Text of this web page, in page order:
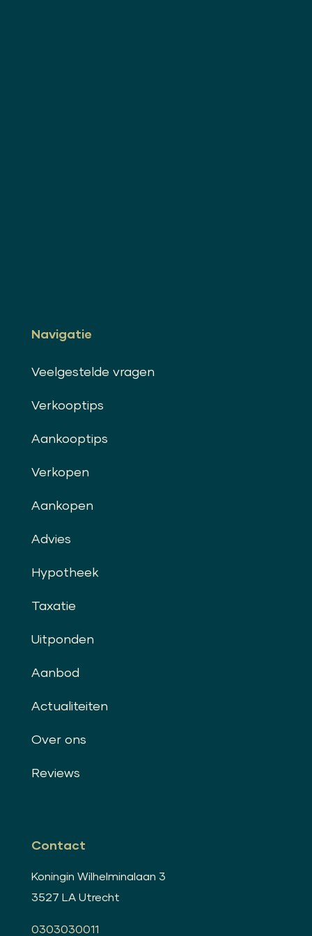
Navigatie
Veelgestelde vragen
Verkooptips
Aankooptips
Verkopen
Aankopen
Advies
Hypotheek
Taxatie
Uitponden
Aanbod
Actualiteiten
Over ons
Reviews
Contact
Koningin Wilhelminalaan 3
3527 LA Utrecht
0303030011